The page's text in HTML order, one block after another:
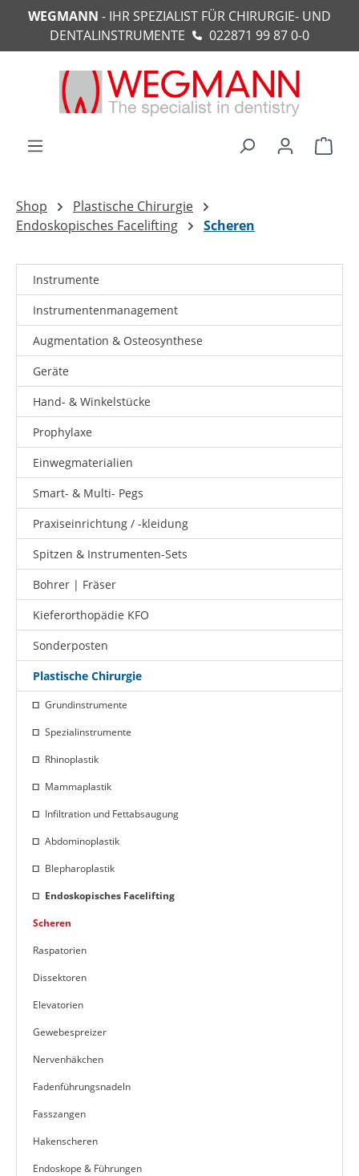
springen
WEGMANN - IHR SPEZIALIST FÜR CHIRURGIE- UND
DENTALINSTRUMENTE
022871 99 87 0-0
Shop
Plastische Chirurgie
Endoskopisches Facelifting
Scheren
Instrumente
Instrumentenmanagement
Augmentation & Osteosynthese
Geräte
Hand- & Winkelstücke
Prophylaxe
Einwegmaterialien
Smart- & Multi- Pegs
Praxiseinrichtung / -kleidung
Spitzen & Instrumenten-Sets
Bohrer | Fräser
Kieferorthopädie KFO
Sonderposten
Plastische Chirurgie
Grundinstrumente
Spezialinstrumente
Rhinoplastik
Mammaplastik
Infiltration und Fettabsaugung
Abdominoplastik
Blepharoplastik
Endoskopisches Facelifting
Scheren
Raspatorien
Dissektoren
Elevatorien
Gewebespreizer
Nervenhäkchen
Fadenführungsnadeln
Fasszangen
Hakenscheren
Endoskope & Führungen